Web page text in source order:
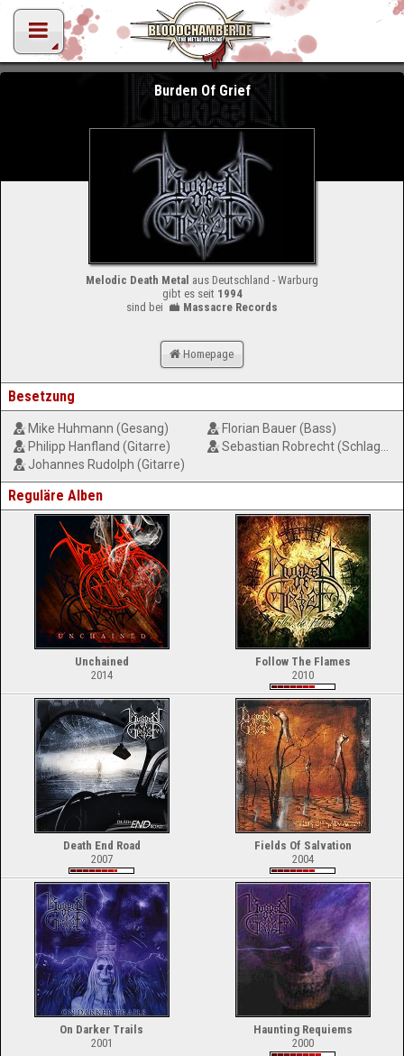
Burden Of Grief
Melodic Death Metal aus Deutschland - Warburg
gibt es seit 1994
sind bei
Massacre Records
Homepage
Besetzung
Mike Huhmann (Gesang)
Philipp Hanfland (Gitarre)
Johannes Rudolph (Gitarre)
Florian Bauer (Bass)
Sebastian Robrecht (Schlagzeug)
Reguläre Alben
Unchained
2014
Follow The Flames
2010
Death End Road
2007
Fields Of Salvation
2004
On Darker Trails
2001
Haunting Requiems
2000